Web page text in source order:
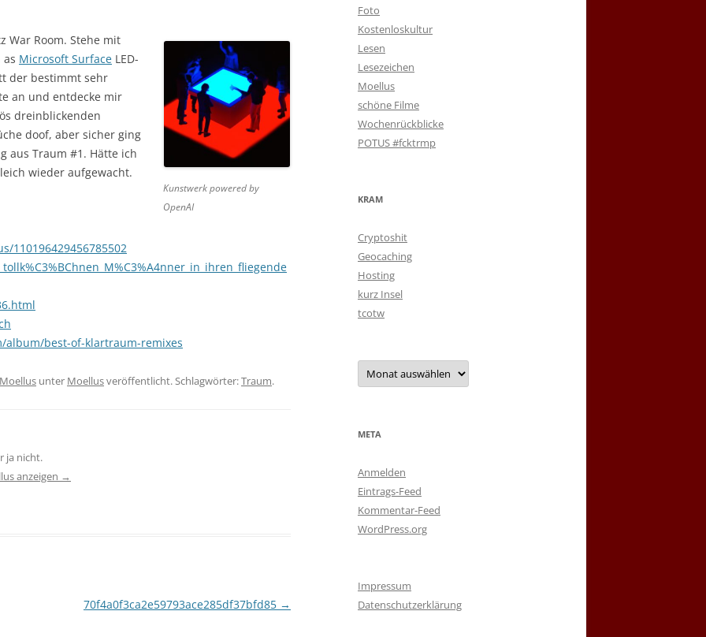
Kunstwerk powered by
OpenAI
War Room. Stehe mit
Microsoft Surface LED-
der bestimmt sehr
an und entdecke mir
dreinblickenden
doof, aber sicher ging
aus Traum #1. Hätte ich
wieder aufgewacht.
110196429456785502
best-of-klartraum-remixes
Moellus unter Moellusveröffentlicht. Schlagwörter:Traum.
ja nicht.
anzeigen →
70f4a0f3ca2e59793ace285df37bfd85 →
Foto
Kostenloskultur
Lesen
Lesezeichen
Moellus
schöne Filme
Wochenrückblicke
POTUS #fcktrmp
KRAM
Cryptoshit
Geocaching
Hosting
kurz Insel
tcotw
Archiv
META
Anmelden
Eintrags-Feed
Kommentar-Feed
WordPress.org
Impressum
Datenschutzerklärung